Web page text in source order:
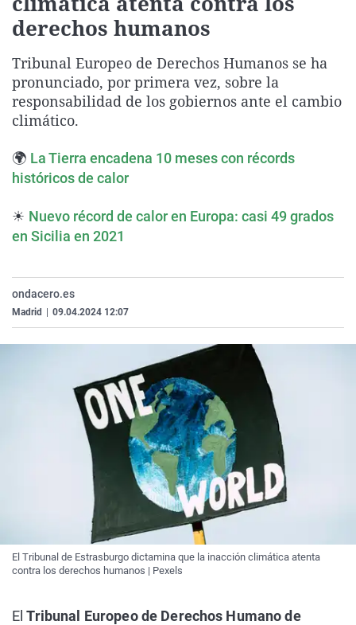
La rosa de los vientos
Como el perro y el
Caso
Equipo de
Operación Viuda
Extremadura
La Rioja
Navarra
Virales
Elecciones
derechos humanos
Tribunal Europeo de Derechos Humanos se ha
pronunciado, por primera vez, sobre la
responsabilidad de los gobiernos ante el cambio
climático.
🌍 La Tierra encadena 10 meses con récords
históricos de calor
☀ Nuevo récord de calor en Europa: casi 49 grados
en Sicilia en 2021
ondacero.es
Madrid 09.04.2024 12:07
El Tribunal de Estrasburgo dictamina que la inacción climática atenta
contra los derechos humanos | Pexels
ElTribunal Europeo de Derechos Humano de